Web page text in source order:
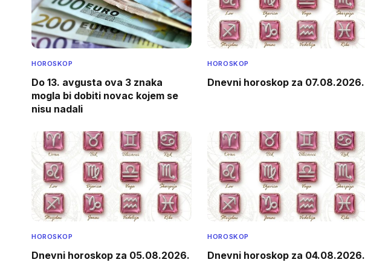
HOROSKOP
Do 13. avgusta ova 3 znaka
mogla bi dobiti novac kojem se
nisu nadali
HOROSKOP
Dnevni horoskop za 07.08.2026.
HOROSKOP
Dnevni horoskop za 05.08.2026.
HOROSKOP
Dnevni horoskop za 04.08.2026.